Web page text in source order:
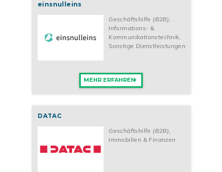
einsnulleins
Geschäftshilfe (B2B),
Informations- &
Kommunikationstechnik,
Sonstige Dienstleistungen
MEHR ERFAHREN
DATAC
Geschäftshilfe (B2B)
Immobilien & Finanzen